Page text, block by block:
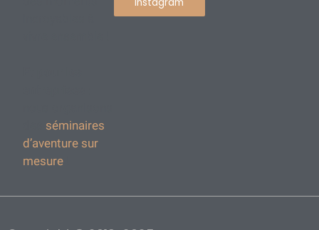
séminaires
d’aventure sur
mesure